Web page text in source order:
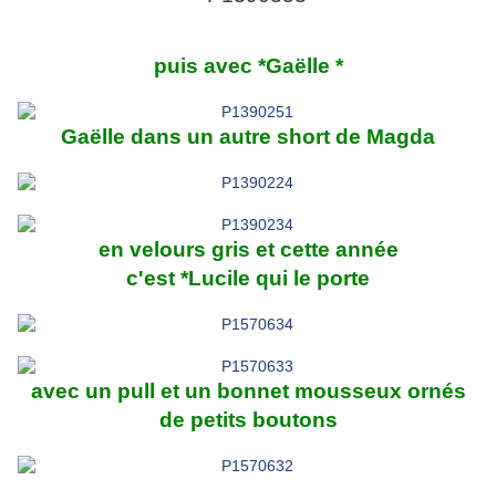
puis avec *Gaëlle *
Gaëlle dans un autre short de Magda
en velours gris et cette année
c'est *Lucile qui le porte
avec un pull et un bonnet mousseux ornés
de petits boutons